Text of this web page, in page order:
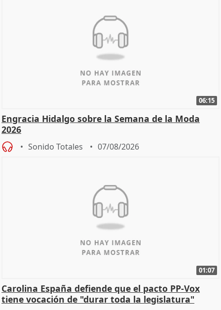
06:15
Engracia Hidalgo sobre la Semana de la Moda
2026
Sonido Totales 07/08/2026
01:07
Carolina España defiende que el pacto PP-Vox
tiene vocación de "durar toda la legislatura"